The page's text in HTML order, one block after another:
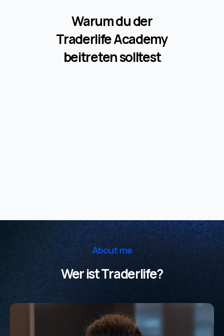
Warum du der
Traderlife Academy
beitreten solltest
About me
Wer ist Traderlife?